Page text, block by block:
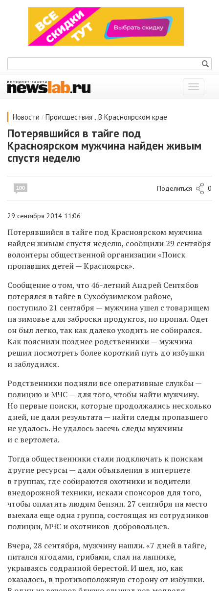
Показать
меню
Новости / Происшествия , В Красноярском крае
Потерявшийся в тайге под
Красноярском мужчина найден живым
спустя неделю
100 Поделиться 0
29 сентября 2014 11:06
Потерявшийся в тайге под Красноярском мужчина
найден живым спустя неделю, сообщили 29 сентября
волонтеры общественной организации «Поиск
пропавших детей — Красноярск».
Сообщение о том, что 46-летний Андрей Сентябов
потерялся в тайге в Сухобузимском районе,
поступило 21 сентября — мужчина ушел с товарищем
на зимовье для заброски продуктов, но пропал. Одет
он был легко, так как далеко уходить не собирался.
Как пояснили позднее родственники — мужчина
решил посмотреть более короткий путь до избушки
и заблудился.
Родственники подняли все оперативные службы —
полицию и МЧС — для того, чтобы найти мужчину.
Но первые поиски, которые продолжались несколько
дней, не дали результата — найти следы пропавшего
не удалось. Не удалось засечь следы мужчины
и с вертолета.
Тогда общественники стали подключать к поискам
другие ресурсы — дали объявления в интернете
в группах, где собираются охотники и водители
внедорожной техники, искали спонсоров для того,
чтобы оплатить людям бензин. 27 сентября на место
выехала еще одна группа, состоящая из сотрудников
полиции, МЧС и охотников-добровольцев.
Вчера, 28 сентября, мужчину нашли. «7 дней в тайге,
питался ягодами, грибами, спал на лапнике,
укрываясь содранной берестой. И шел, но, как
оказалось, в противоположную сторону от избушки.